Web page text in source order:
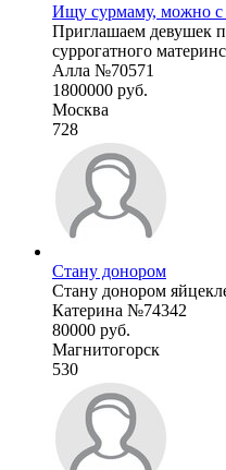
Ищу сурмаму, можно с
Приглашаем девушек
суррогатного
Алла №70571
1800000 руб.
Москва
728
Стану донором
Стану донором
Катерина №74342
80000 руб.
Магнитогорск
530